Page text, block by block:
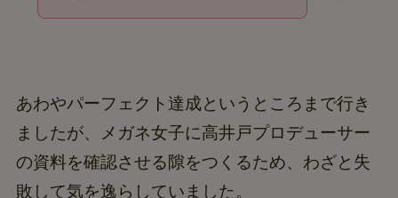
あわやパーフェクト達成というところまで行き
ましたが、メガネ女子に高井戸プロデューサー
の資料を確認させる隙をつくるため、わざと失
敗して気を逸らしていました。